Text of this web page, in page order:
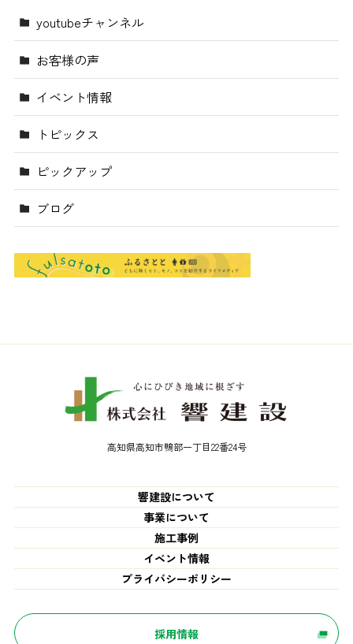
youtubeチャンネル
お客様の声
イベント情報
トピックス
ピックアップ
ブログ
高知県高知市鴨部一丁目22番24号
響建設について
事業について
施工事例
イベント情報
プライバシーポリシー
採用情報